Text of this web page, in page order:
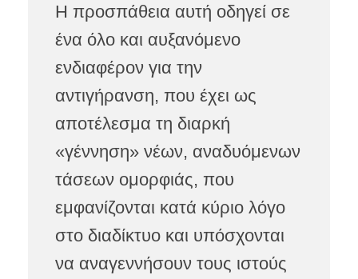
Η προσπάθεια αυτή οδηγεί σε
ένα όλο και αυξανόμενο
ενδιαφέρον για την
αντιγήρανση, που έχει ως
αποτέλεσμα τη διαρκή
«γέννηση» νέων, αναδυόμενων
τάσεων ομορφιάς, που
εμφανίζονται κατά κύριο λόγο
στο διαδίκτυο και υπόσχονται
να αναγεννήσουν τους ιστούς